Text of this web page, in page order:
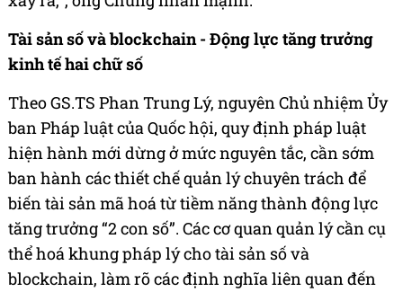
Tài sản số và blockchain - Động lực tăng trưởng
kinh tế hai chữ số
Theo GS.TS Phan Trung Lý, nguyên Chủ nhiệm Ủy
ban Pháp luật của Quốc hội, quy định pháp luật
hiện hành mới dừng ở mức nguyên tắc, cần sớm
ban hành các thiết chế quản lý chuyên trách để
biến tài sản mã hoá từ tiềm năng thành động lực
tăng trưởng “2 con số”. Các cơ quan quản lý cần cụ
thể hoá khung pháp lý cho tài sản số và
blockchain, làm rõ các định nghĩa liên quan đến